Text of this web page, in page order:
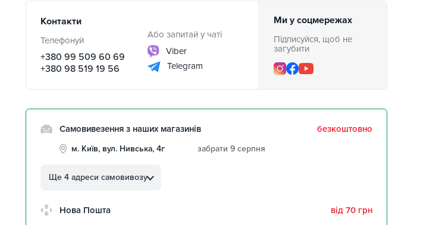
Контакти
Телефонуй
+380 99 509 60 69
+380 98 519 19 56
Або запитай у чаті
Viber
Telegram
Ми у соцмережах
Підписуйся, щоб не
загубити
Самовивезення з наших магазинів безкоштовно
м. Київ, вул. Нивська, 4г
забрати 9 серпня
Автолюбителів, 8а
Ще 4 адреси самовивозу
Нова Пошта від 70 грн